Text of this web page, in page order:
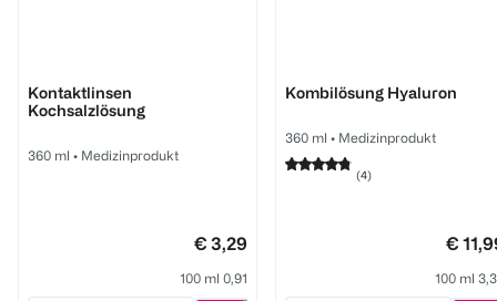
Kontaktlinsen
Kochsalzlösung
360 ml • Medizinprodukt
€ 3,29
100 ml 0,91
Kombilösung Hyaluron
360 ml • Medizinprodukt
(4)
€
100 ml